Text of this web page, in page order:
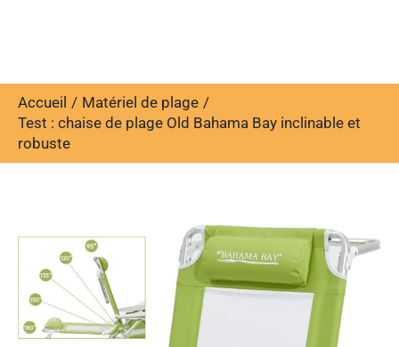
Accueil
Matériel de plage
Test : chaise de plage Old Bahama Bay inclinable et
robuste